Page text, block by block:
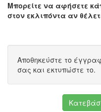
Μπορείτε να αφήσετε
στον εκλιπόντα αν
Αποθηκεύστε το
σας και εκτυπώστε το.